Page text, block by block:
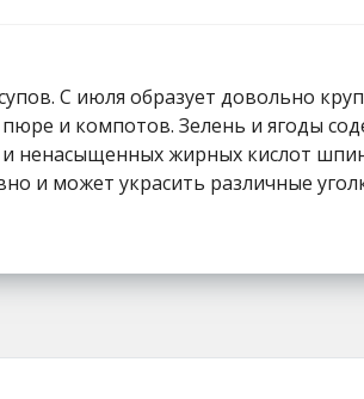
С июля образует довольно
и компотов. Зелень и ягоды
ненасыщенных жирных кислот
и может украсить различные